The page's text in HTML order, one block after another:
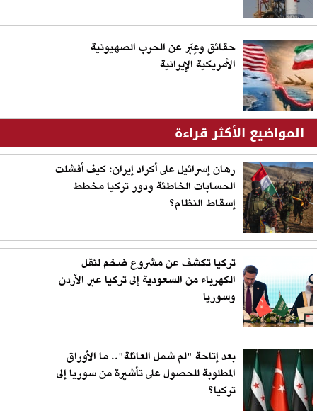
حقائق وعِبَر عن الحرب الصهيونية
الأمريكية الإيرانية
المواضيع الأكثر قراءة
رهان إسرائيل على أكراد إيران: كيف أفشلت
الحسابات الخاطئة ودور تركيا مخطط
إسقاط النظام؟
تركيا تكشف عن مشروع ضخم لنقل
الكهرباء من السعودية إلى تركيا عبر الأردن
وسوريا
بعد إتاحة "لم شمل العائلة".. ما الأوراق
المطلوبة للحصول على تأشيرة من سوريا إلى
تركيا؟